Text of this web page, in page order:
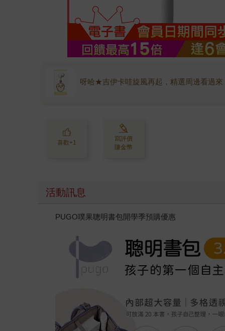
呀哈★吉伊卡哇旋風再起，精選周邊看過來
喜歡+1
寫評價
賺金幣
活動訊息
PUGO噗果聰明書包開學季預購優惠